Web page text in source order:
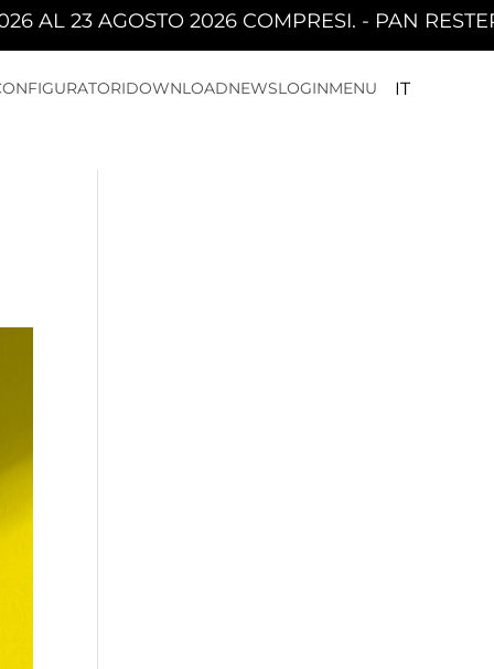
2026 COMPRESI. - PAN RESTERÀ CHIUSA
DOWNLOADNEWSLOGINMENU IT